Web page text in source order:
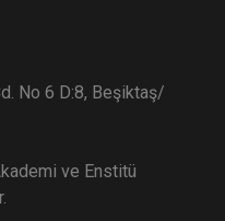
No 6 D:8, Beşiktaş/
ve Enstitü